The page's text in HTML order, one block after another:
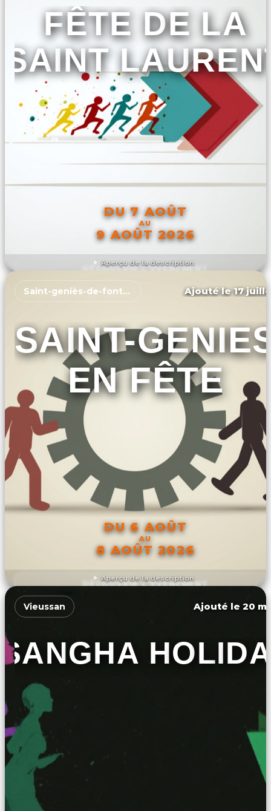
Aperçu de la description
FÊTE DE LA
SAINT
DU 7 AOÛT
AU
9 AOÛT 2026
DÉCOUVRIR L'ÉVÉNEMENT
Aperçu de la description
Saint-geniès-de-fontedit Ajouté le 17
SAINT-
EN FÊTE
DU 6 AOÛT
AU
8 AOÛT 2026
DÉCOUVRIR L'ÉVÉNEMENT
Vieussan Ajouté le 20
SANGHA